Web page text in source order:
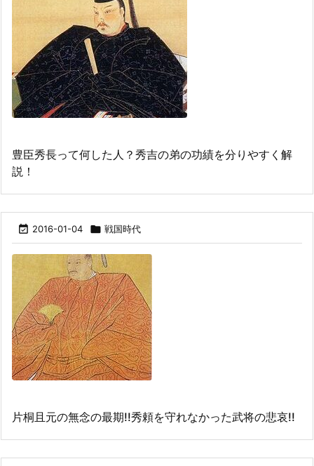
豊臣秀長って何した人？秀吉の弟の功績を分りやすく解
説！
 2016-01-04  戦国時代
片桐且元の無念の最期!!秀頼を守れなかった武将の悲哀!!